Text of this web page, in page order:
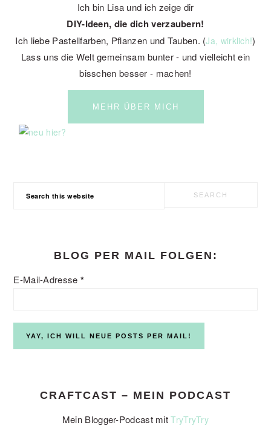
Ich bin Lisa und ich zeige dir
DIY-Ideen, die dich verzaubern!
Ich liebe Pastellfarben, Pflanzen und Tauben. (Ja, wirklich!)
Lass uns die Welt gemeinsam bunter - und vielleicht ein
bisschen besser - machen!
MEHR ÜBER MICH
BLOG PER MAIL FOLGEN:
E-Mail-Adresse *
CRAFTCAST – MEIN PODCAST
Mein Blogger-Podcast mitTryTryTry